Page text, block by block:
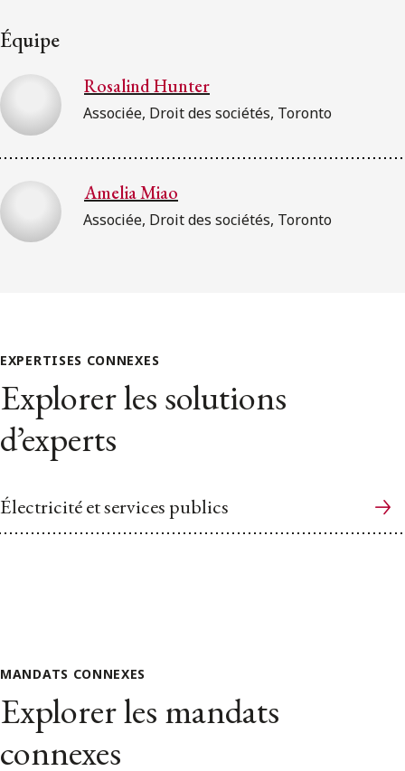
Équipe
Rosalind Hunter
Associée, Droit des sociétés, Toronto
Amelia Miao
Associée, Droit des sociétés, Toronto
EXPERTISES CONNEXES
Explorer les solutions
d’experts
Électricité et services publics
MANDATS CONNEXES
Explorer les mandats
connexes